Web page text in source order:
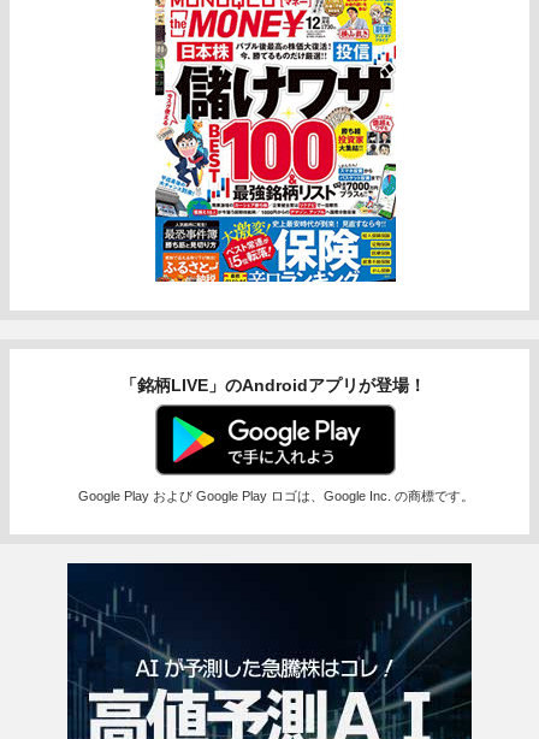
「銘柄LIVE」のAndroidアプリが登場！
Google Play および Google Play ロゴは、Google Inc. の商標です。